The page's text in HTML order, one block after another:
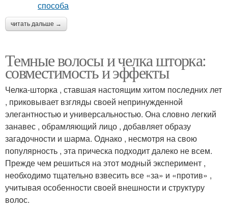
читать дальше →
Темные волосы и челка шторка:
совместимость и эффекты
Челка-шторка , ставшая настоящим хитом последних лет
, приковывает взгляды своей непринужденной
элегантностью и универсальностью. Она словно легкий
занавес , обрамляющий лицо , добавляет образу
загадочности и шарма. Однако , несмотря на свою
популярность , эта прическа подходит далеко не всем.
Прежде чем решиться на этот модный эксперимент ,
необходимо тщательно взвесить все «за» и «против» ,
учитывая особенности своей внешности и структуру
волос.